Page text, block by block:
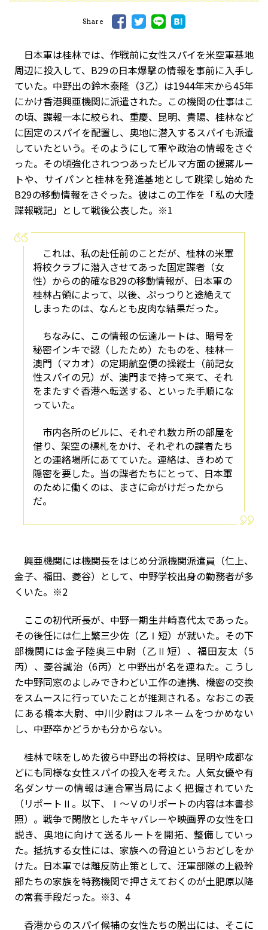
Share
日本軍は桂林では、作戦前に女性スパイを米空軍基地
周辺に投入して、 B29の日本爆撃の情報を事前に入手し
ていた。中野出の鈴木泰隆（3乙）は1944年末から45年
にかけ香港興亜機関に派遣された。この機関の仕事はこ
の頃、諜報一本に絞られ、重慶、昆明、貴陽、桂林など
に固定のスパイを配置し、奥地に潜入するスパイも派遣
していたという。そのようにして軍や政治の情報をさぐ
った。その頃強化されつつあったビルマ方面の援蔣ルー
トや、サイパンと桂林を発進基地として跳梁し始めた
B29の移動情報をさぐった。彼はこの工作を「私の大陸
諜報戦記」として戦後公表した。※1
これは、私の赴任前のことだが、桂林の米軍
将校クラブに潜入させてあった固定諜者（女
性）からの的確なB29の移動情報が、日本軍の
桂林占領によって、以後、ぷっつりと途絶えて
しまったのは、なんとも皮肉な結果だった。
ちなみに、この情報の伝達ルートは、暗号を
秘密インキで認（したため）たものを、桂林―
澳門（マカオ）の定期航空便の操縦士（前記女
性スパイの兄）が、澳門まで持って来て、それ
をまたすぐ香港へ転送する、といった手順にな
っていた。
市内各所のビルに、それぞれ数カ所の部屋を
借り、架空の標札をかけ、それぞれの諜者たち
との連絡場所にあてていた。連絡は、きわめて
隠密を要した。当の諜者たちにとって、日本軍
のために働くのは、まさに命がけだったから
だ。
興亜機関には機関長をはじめ分派機関派遣員（仁上、
金子、福田、菱谷）として、中野学校出身の勤務者が多
くいた。※2
ここの初代所長が、中野一期生井崎喜代太であった。
その後任には仁上繁三少佐（乙Ⅰ短）が就いた。その下
部機関には金子陸奥三中尉（乙Ⅱ短）、福田友太（5
丙）、菱谷誠治（6丙）と中野出が名を連ねた。こうし
た中野同窓のよしみできわどい工作の連携、機密の交換
をスムースに行っていたことが推測される。なおこの表
にある橋本大尉、中川少尉はフルネームをつかめない
し、中野卒かどうかも分からない。
桂林で味をしめた彼ら中野出の将校は、昆明や成都な
どにも同様な女性スパイの投入を考えた。人気女優や有
名ダンサーの情報は連合軍当局によく把握されていた
（リポートⅡ。以下、Ⅰ〜Ⅴのリポートの内容は本書参
照）。戦争で閑散としたキャバレーや映画界の女性を口
説き、奥地に向けて送るルートを開拓、整備していっ
た。抵抗する女性には、家族への脅迫というおどしをか
けた。日本軍では離反防止策として、汪軍部隊の上級幹
部たちの家族を特務機関で押さえておくのが土肥原以降
の常套手段だった。※3、 4
香港からのスパイ候補の女性たちの脱出には、そこに